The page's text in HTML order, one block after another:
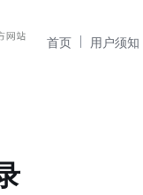
首页 用户须知